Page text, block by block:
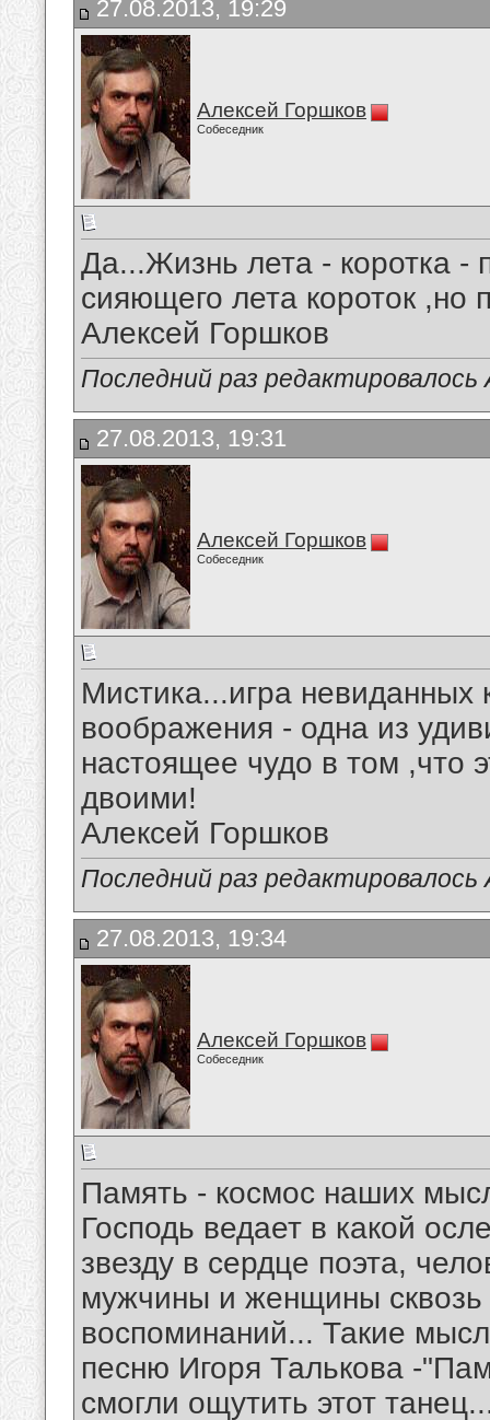
27.08.2013, 19:29
Алексей Горшков
Собеседник
Да...Жизнь лета - коротка -
сияющего лета короток ,но
Алексей Горшков
Последний раз
27.08.2013, 19:31
Алексей Горшков
Собеседник
Мистика...игра невиданных
воображения - одна из
настоящее чудо в том ,что
двоими!
Алексей Горшков
Последний раз
27.08.2013, 19:34
Алексей Горшков
Собеседник
Память - космос наших
Господь ведает в какой
звезду в сердце поэта,
мужчины и женщины
воспоминаний... Такие
песню Игоря Талькова -
смогли ощутить этот